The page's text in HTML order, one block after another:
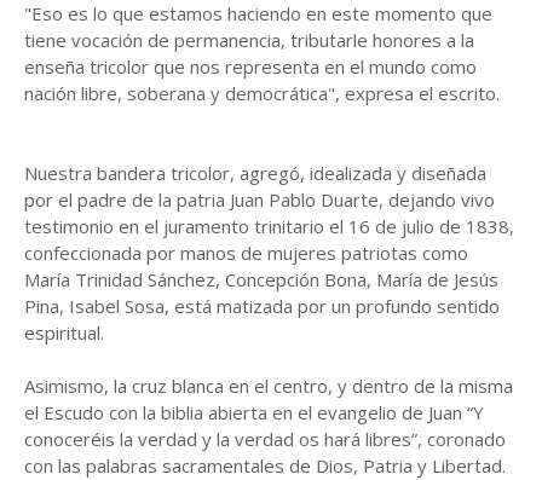
"Eso es lo que estamos haciendo en este momento que
tiene vocación de permanencia, tributarle honores a la
enseña tricolor que nos representa en el mundo como
nación libre, soberana y democrática", expresa el escrito.
Nuestra bandera tricolor, agregó, idealizada y diseñada
por el padre de la patria Juan Pablo Duarte, dejando vivo
testimonio en el juramento trinitario el 16 de julio de 1838,
confeccionada por manos de mujeres patriotas como
María Trinidad Sánchez, Concepción Bona, María de Jesús
Pina, Isabel Sosa, está matizada por un profundo sentido
espiritual.
Asimismo, la cruz blanca en el centro, y dentro de la misma
el Escudo con la biblia abierta en el evangelio de Juan “Y
conoceréis la verdad y la verdad os hará libres”, coronado
con las palabras sacramentales de Dios, Patria y Libertad.